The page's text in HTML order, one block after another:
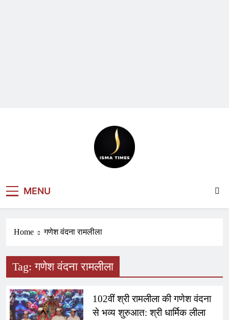
MENU
Home गणेश वंदना रामलीला
Tag:गणेश वंदना रामलीला
102वीं श्री रामलीला की गणेश वंदना
से भव्य शुरुआत: श्री धार्मिक लीला